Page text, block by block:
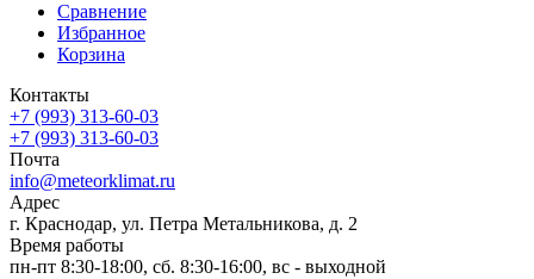
Сравнение
Избранное
Корзина
Контакты
+7 (993) 313-60-03
+7 (993) 313-60-03
Почта
info@meteorklimat.ru
Адрес
г. Краснодар, ул. Петра Метальникова, д. 2
Время работы
пн-пт 8:30-18:00, сб. 8:30-16:00, вс - выходной